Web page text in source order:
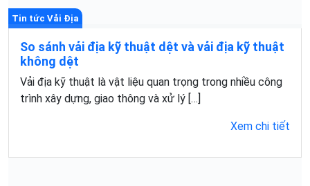
Tin tức Vải Địa
So sánh vải địa kỹ thuật dệt và vải địa kỹ thuật
không dệt
Vải địa kỹ thuật là vật liệu quan trọng trong nhiều công
trình xây dựng, giao thông và xử lý […]
Xem chi tiết